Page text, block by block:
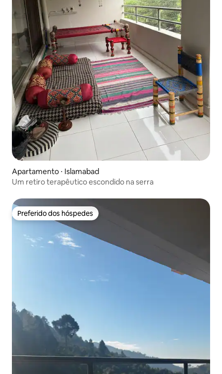
Apartamento ⋅ Islamabad
Um retiro terapêutico escondido na serra
Preferido dos hóspedes
Preferido dos hóspedes